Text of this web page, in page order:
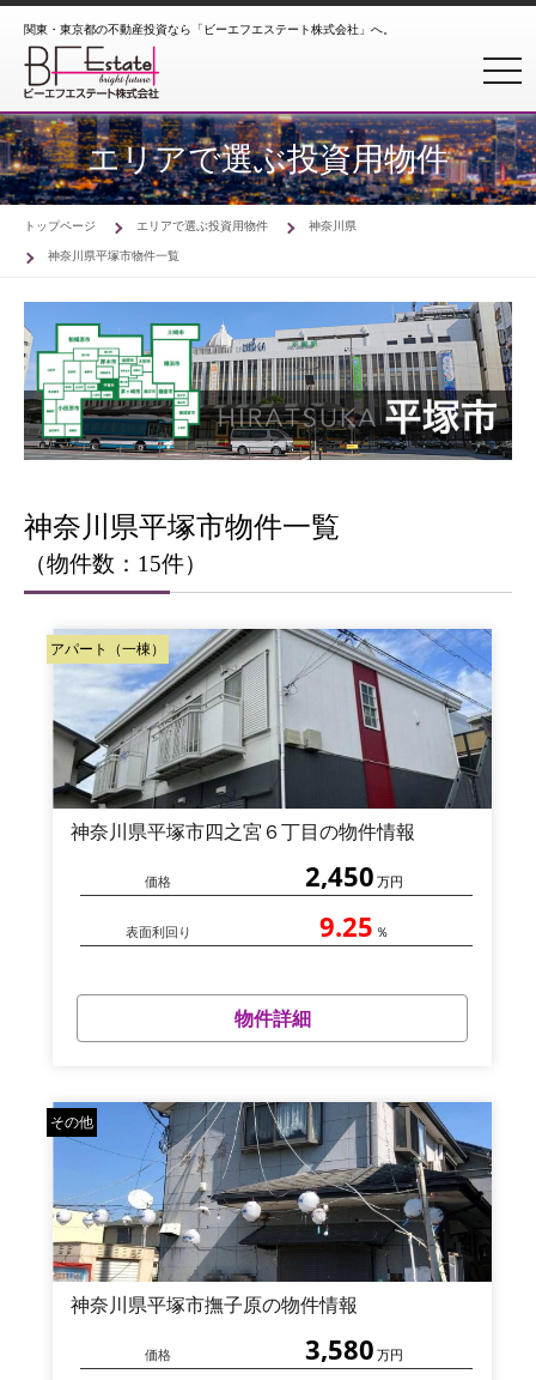
関東・東京都の不動産投資なら「ビーエフエステート株式会社」へ。
エリアで選ぶ投資用物件
トップページ エリアで選ぶ投資用物件
神奈川県
神奈川県平塚市物件一覧
神奈川県平塚市物件一覧
（物件数：15件）
アパート（一棟）
神奈川県平塚市四之宮６丁目の物件情報
価格 2,450 万円
表面利回り 9.25 ％
物件詳細
その他
神奈川県平塚市撫子原の物件情報
価格 3,580 万円